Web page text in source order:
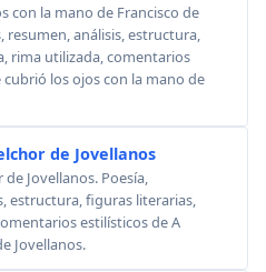
con la mano de Francisco de
análisis, estructura,
rima utilizada, comentarios
los ojos con la mano de
de Jovellanos
Jovellanos. Poesía,
estructura, figuras literarias,
estilísticos de A
Jovellanos.